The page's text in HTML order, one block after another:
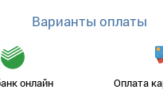
Варианты оплаты
онлайн Оплата